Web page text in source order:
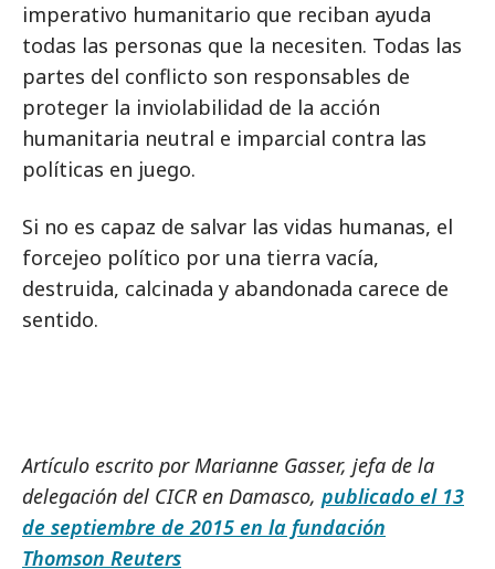
imperativo humanitario que reciban ayuda
todas las personas que la necesiten. Todas las
partes del conflicto son responsables de
proteger la inviolabilidad de la acción
humanitaria neutral e imparcial contra las
políticas en juego.
Si no es capaz de salvar las vidas humanas, el
forcejeo político por una tierra vacía,
destruida, calcinada y abandonada carece de
sentido.
Artículo escrito por Marianne Gasser, jefa de la
delegación del CICR en Damasco, publicado el 13
de septiembre de 2015 en la fundación
Thomson Reuters